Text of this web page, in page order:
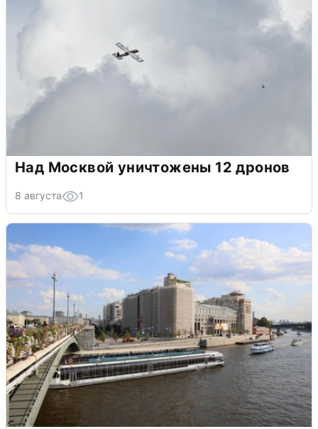
Над Москвой уничтожены 12 дронов
8 августа 1